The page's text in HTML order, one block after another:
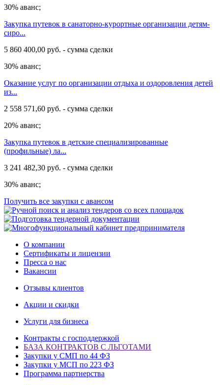
30% аванс;
Закупка путевок в санаторно-курортные организации детям-
сиро...
5 860 400,00 руб. - сумма сделки
30% аванс;
Оказание услуг по организации отдыха и оздоровления детей
из...
2 558 571,60 руб. - сумма сделки
20% аванс;
Закупка путевок в детские специализированные
(профильные) ла...
3 241 482,30 руб. - сумма сделки
30% аванс;
Получить все закупки с авансом
О компании
Сертификаты и лицензии
Пресса о нас
Вакансии
Отзывы клиентов
Акции и скидки
Услуги для бизнеса
Контракты с господдержкой
БАЗА КОНТРАКТОВ С ЛЬГОТАМИ
Закупки у СМП по 44 ФЗ
Закупки у МСП по 223 ФЗ
Программа партнерства